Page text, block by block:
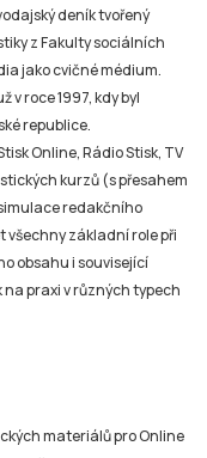
jako cvičné médium.
v roce 1997, kdy byl
republice.
Online, Rádio Stisk, TV
kurzů (s přesahem
redakčního
všechny základní role při
obsahu i související
praxi v různých typech
materiálů pro Online